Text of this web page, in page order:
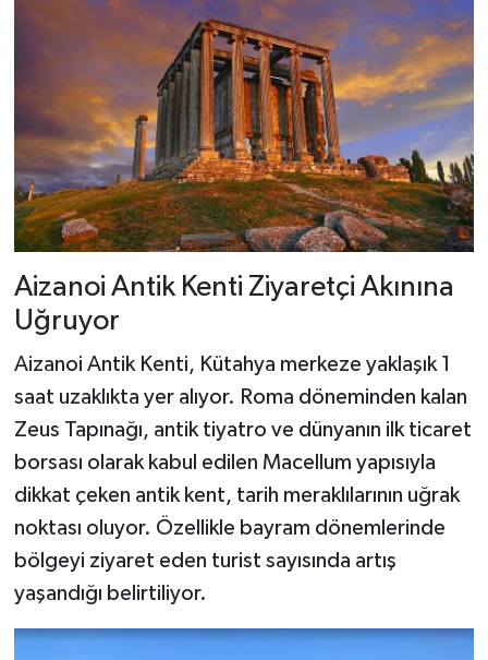
Aizanoi Antik Kenti Ziyaretçi Akınına
Uğruyor
Aizanoi Antik Kenti, Kütahya merkeze yaklaşık 1
saat uzaklıkta yer alıyor. Roma döneminden kalan
Zeus Tapınağı, antik tiyatro ve dünyanın ilk ticaret
borsası olarak kabul edilen Macellum yapısıyla
dikkat çeken antik kent, tarih meraklılarının uğrak
noktası oluyor. Özellikle bayram dönemlerinde
bölgeyi ziyaret eden turist sayısında artış
yaşandığı belirtiliyor.